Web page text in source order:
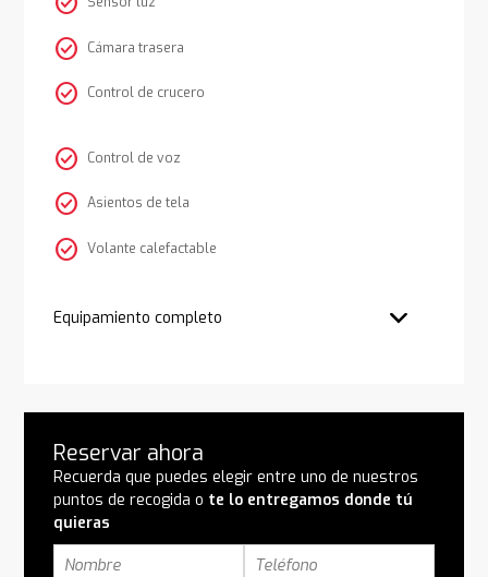
check_circle Cámara trasera
check_circle Control de crucero
check_circle Control de voz
check_circle Asientos de tela
check_circle Volante calefactable
Equipamiento completo
Reservar ahora
Recuerda que puedes elegir entre uno de nuestros
puntos de recogida o te lo entregamos donde tú
quieras